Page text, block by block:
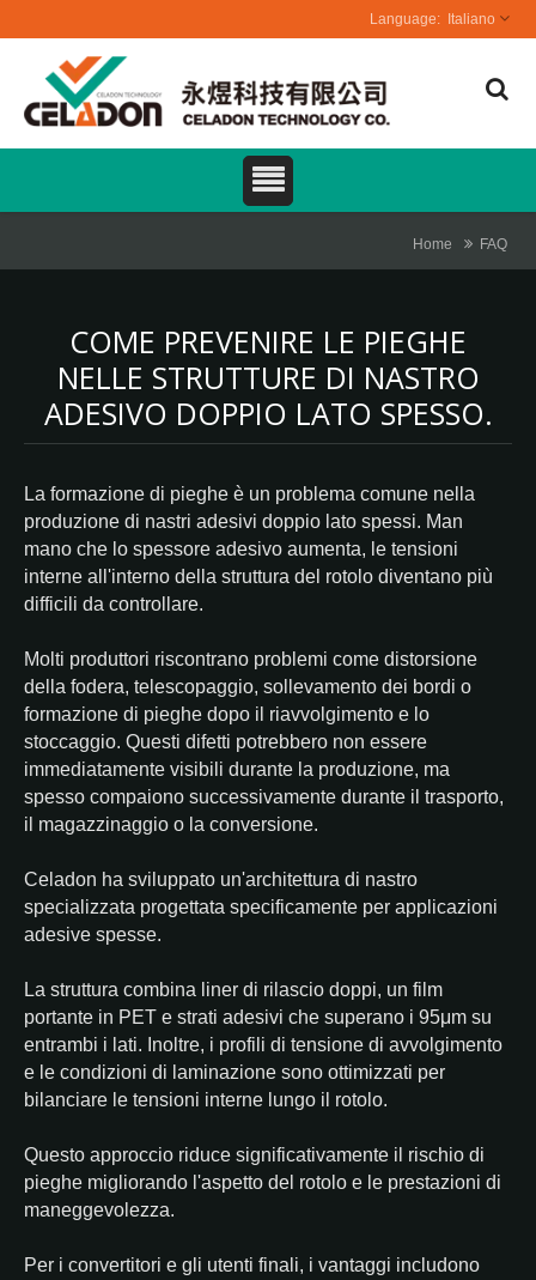
Italiano
Home FAQ
COME PREVENIRE LE PIEGHE
NELLE STRUTTURE DI NASTRO
ADESIVO DOPPIO LATO SPESSO.
La formazione di pieghe è un problema comune nella
produzione di nastri adesivi doppio lato spessi. Man
mano che lo spessore adesivo aumenta, le tensioni
interne all'interno della struttura del rotolo diventano più
difficili da controllare.
Molti produttori riscontrano problemi come distorsione
della fodera, telescopaggio, sollevamento dei bordi o
formazione di pieghe dopo il riavvolgimento e lo
stoccaggio. Questi difetti potrebbero non essere
immediatamente visibili durante la produzione, ma
spesso compaiono successivamente durante il trasporto,
il magazzinaggio o la conversione.
Celadon ha sviluppato un'architettura di nastro
specializzata progettata specificamente per applicazioni
adesive spesse.
La struttura combina liner di rilascio doppi, un film
portante in PET e strati adesivi che superano i 95μm su
entrambi i lati. Inoltre, i profili di tensione di avvolgimento
e le condizioni di laminazione sono ottimizzati per
bilanciare le tensioni interne lungo il rotolo.
Questo approccio riduce significativamente il rischio di
pieghe migliorando l'aspetto del rotolo e le prestazioni di
maneggevolezza.
Per i convertitori e gli utenti finali, i vantaggi includono